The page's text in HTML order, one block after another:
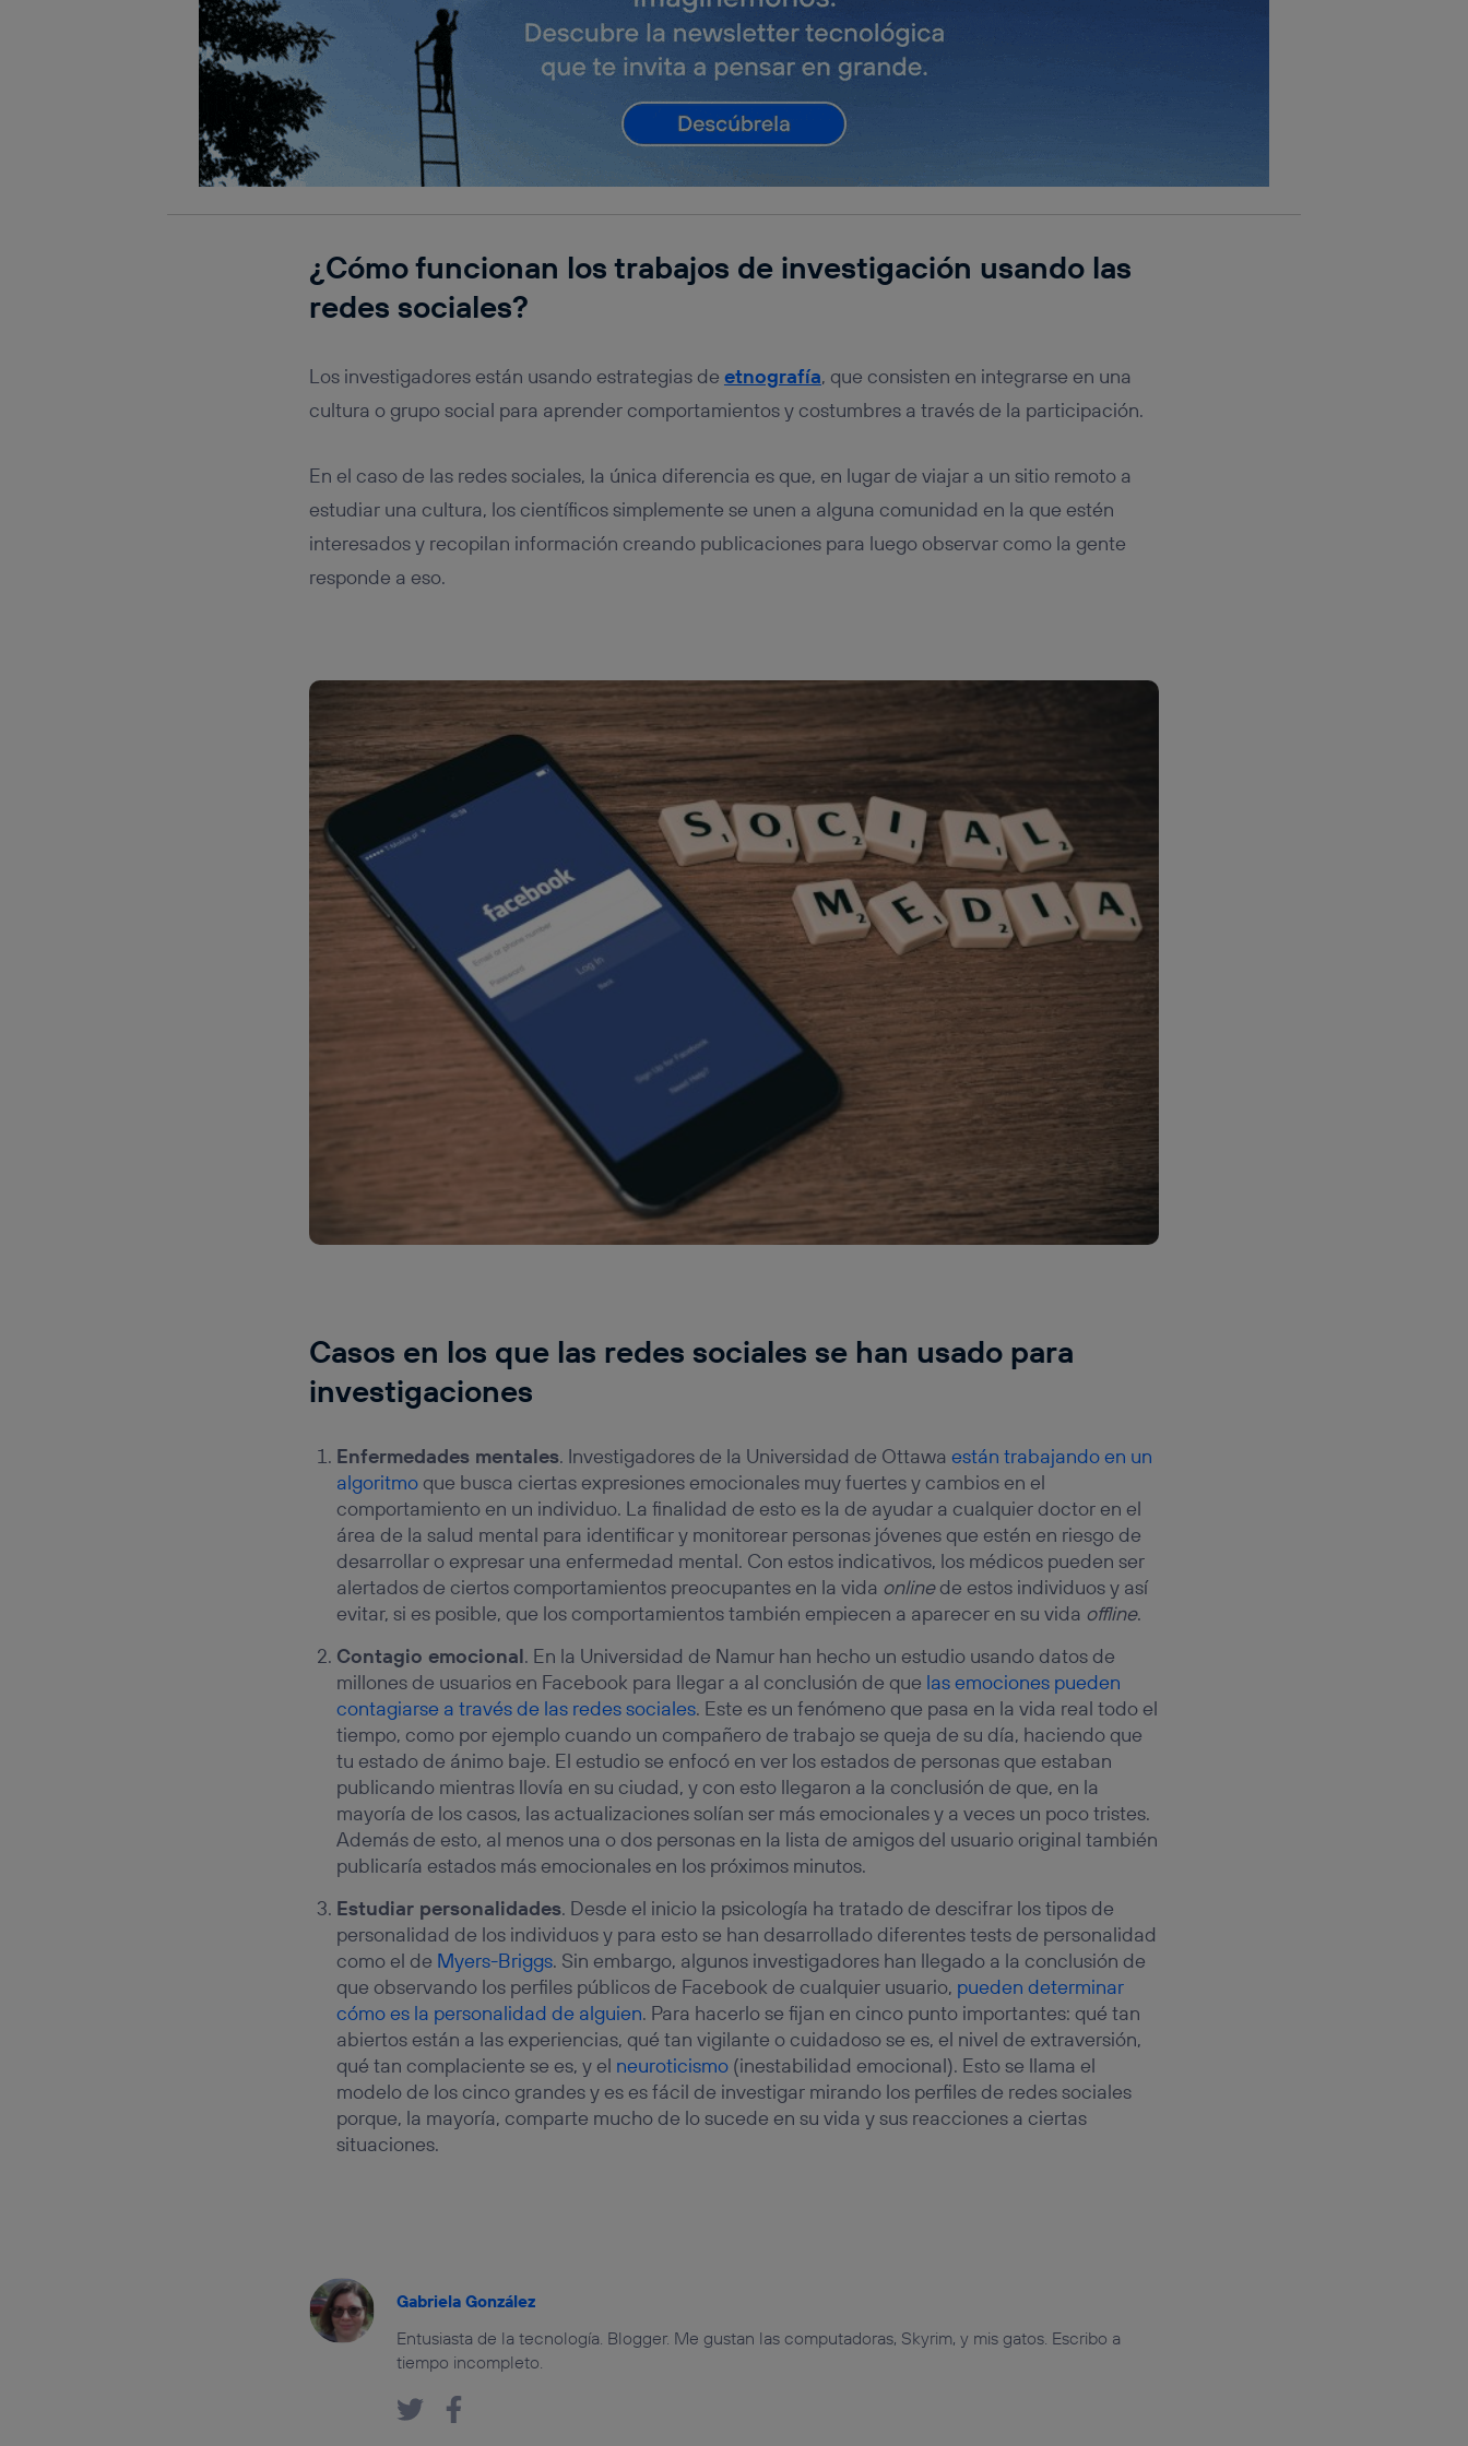
¿Cómo funcionan los trabajos de investigación usando las
redes sociales?
Los investigadores están usando estrategias de etnografía, que consisten en integrarse en una
cultura o grupo social para aprender comportamientos y costumbres a través de la participación.
En el caso de las redes sociales, la única diferencia es que, en lugar de viajar a un sitio remoto a
estudiar una cultura, los científicos simplemente se unen a alguna comunidad en la que estén
interesados y recopilan información creando publicaciones para luego observar como la gente
responde a eso.
Casos en los que las redes sociales se han usado para
investigaciones
Enfermedades mentales. Investigadores de la Universidad de Ottawa están trabajando en un
algoritmoque busca ciertas expresiones emocionales muy fuertes y cambios en el
comportamiento en un individuo. La finalidad de esto es la de ayudar a cualquier doctor en el
área de la salud mental para identificar y monitorear personas jóvenes que estén en riesgo de
desarrollar o expresar una enfermedad mental. Con estos indicativos, los médicos pueden ser
alertados de ciertos comportamientos preocupantes en la vida onlinede estos individuos y así
evitar, si es posible, que los comportamientos también empiecen a aparecer en su vida offline.
Contagio emocional. En la Universidad de Namur han hecho un estudio usando datos de
millones de usuarios en Facebook para llegar a al conclusión de que las emociones pueden
contagiarse a través de las redes sociales. Este es un fenómeno que pasa en la vida real todo el
tiempo, como por ejemplo cuando un compañero de trabajo se queja de su día, haciendo que
tu estado de ánimo baje. El estudio se enfocó en ver los estados de personas que estaban
publicando mientras llovía en su ciudad, y con esto llegaron a la conclusión de que, en la
mayoría de los casos, las actualizaciones solían ser más emocionales y a veces un poco tristes.
Además de esto, al menos una o dos personas en la lista de amigos del usuario original también
publicaría estados más emocionales en los próximos minutos.
Estudiar personalidades. Desde el inicio la psicología ha tratado de descifrar los tipos de
personalidad de los individuos y para esto se han desarrollado diferentes tests de personalidad
como el de Myers-Briggs. Sin embargo, algunos investigadores han llegado a la conclusión de
que observando los perfiles públicos de Facebook de cualquier usuario, pueden determinar
cómo es la personalidad de alguien. Para hacerlo se fijan en cinco punto importantes: qué tan
abiertos están a las experiencias, qué tan vigilante o cuidadoso se es, el nivel de extraversión,
qué tan complaciente se es, y el neuroticismo(inestabilidad emocional). Esto se llama el
modelo de los cinco grandes y es es fácil de investigar mirando los perfiles de redes sociales
porque, la mayoría, comparte mucho de lo sucede en su vida y sus reacciones a ciertas
situaciones.
Gabriela González
Entusiasta de la tecnología. Blogger. Me gustan las computadoras, Skyrim, y mis gatos. Escribo a
tiempo incompleto.